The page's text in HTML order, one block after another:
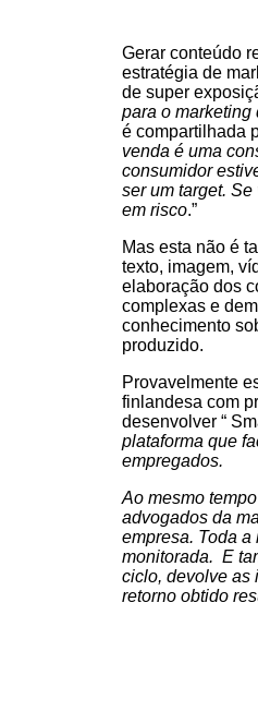
Gerar conteúdo
estratégia de
de super
para o marketing
é compartilhada
venda é uma
consumidor
ser um target. Se
em risco.”
Mas esta não é
texto, imagem,
elaboração dos
complexas e
conhecimento
produzido.
Provavelmente
finlandesa com
desenvolver “
plataforma que
empregados.
Ao mesmo
advogados da
empresa. Toda a
monitorada. E
ciclo, devolve as
retorno obtido